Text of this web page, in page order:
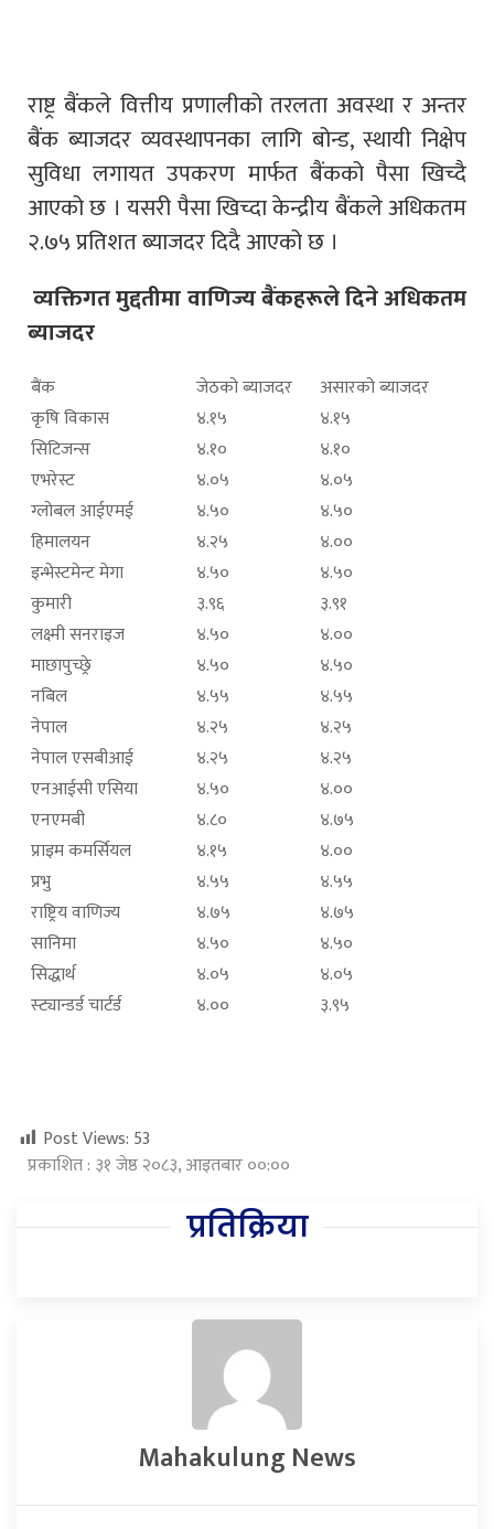
राष्ट्र बैंकले वित्तीय प्रणालीको तरलता अवस्था र अन्तर
बैंक ब्याजदर व्यवस्थापनका लागि बोन्ड, स्थायी निक्षेप
सुविधा लगायत उपकरण मार्फत बैंकको पैसा खिच्दै
आएको छ । यसरी पैसा खिच्दा केन्द्रीय बैंकले अधिकतम
२.७५ प्रतिशत ब्याजदर दिदै आएको छ ।
व्यक्तिगत मुद्दतीमा वाणिज्य बैंकहरूले दिने अधिकतम
ब्याजदर
बैंक जेठको ब्याजदर
असारको ब्याजदर
कृषि विकास
४.१५
४.१५
सिटिजन्स
४.१०
४.१०
एभरेस्ट
४.०५
४.०५
ग्लोबल आईएमई
४.५०
४.५०
हिमालयन
४.२५
४.००
इन्भेस्टमेन्ट मेगा
४.५०
४.५०
कुमारी
३.९६
३.९१
लक्ष्मी सनराइज
४.५०
४.००
माछापुच्छ्रे
४.५०
४.५०
नबिल
४.५५
४.५५
नेपाल
४.२५
४.२५
नेपाल एसबीआई
४.२५
४.२५
एनआईसी एसिया
४.५०
४.००
एनएमबी
४.८०
४.७५
प्राइम कमर्सियल
४.१५
४.००
प्रभु
४.५५
४.५५
राष्ट्रिय वाणिज्य
४.७५
४.७५
सानिमा
४.५०
४.५०
सिद्धार्थ
४.०५
४.०५
स्ट्यान्डर्ड चार्टर्ड
४.०० ३.९५
Post Views: 53
प्रकाशित : ३१ जेष्ठ २०८३, आइतबार ००:००
प्रतिक्रिया
Mahakulung News